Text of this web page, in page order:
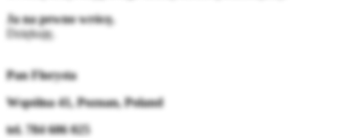
Ja na pewno wrócę.
Dziękuję.
Pan Florysta
Wspólna 41, Poznan, Poland
tel. 784 606 025